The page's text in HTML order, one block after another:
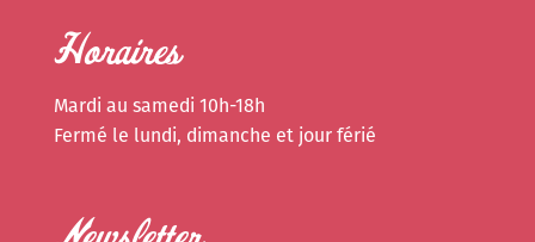
Horaires
Mardi au samedi 10h-18h
Fermé le lundi, dimanche et jour férié